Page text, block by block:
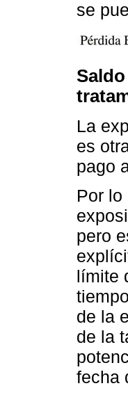
se
La
es
pago
Por
pero
límite
de la
de la
fecha